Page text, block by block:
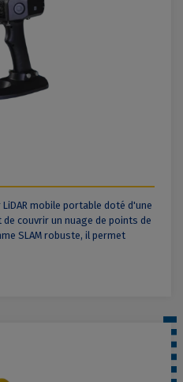
LiDAR mobile portable doté d'une
couvrir un nuage de points de
SLAM robuste, il permet